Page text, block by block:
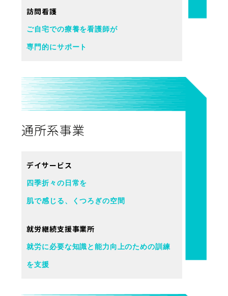
訪問看護
ご自宅での療養を看護師が
専門的にサポート
通所系事業
デイサービス
四季折々の日常を
肌で感じる、くつろぎの空間
就労継続支援事業所
就労に必要な知識と能力向上のための訓練
を支援